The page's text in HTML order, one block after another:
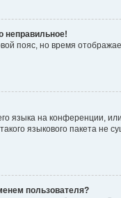
неправильное!
пояс, но время
языка на конференции,
языкового пакета
пользователя?